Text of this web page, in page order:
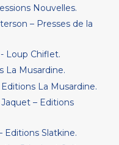
Nouvelles.
– Presses de la
Loup Chiflet.
La Musardine.
La Musardine.
Jaquet – Editions
Editions Slatkine.